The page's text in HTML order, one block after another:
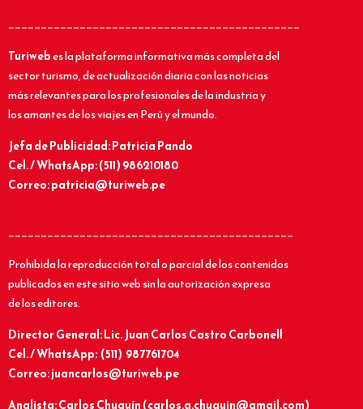
_____________________________________________
Turiwebes la plataforma informativa más completa del
sector turismo, de actualización diaria con las noticias
más relevantes para los profesionales de la industria y
los amantes de los viajes en Perú y el mundo.
Jefa de Publicidad: Patricia Pando
Cel. / WhatsApp: (511) 986210180
Correo: patricia@turiweb.pe
____________________________________________
Prohibida la reproducción total o parcial de los contenidos
publicados en este sitio web sin la autorización expresa
de los editores.
Director General: Lic.Juan Carlos Castro Carbonell
Cel. / WhatsApp: (511) 987761704
Correo: juancarlos@turiweb.pe
Analista: Carlos Chuquín (carlos.a.chuquin@gmail.com)